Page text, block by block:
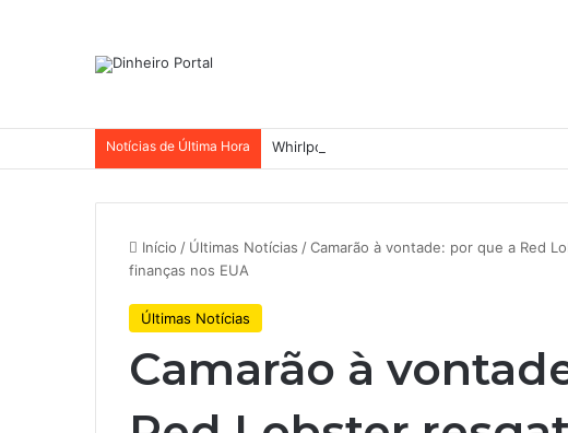
Notícias de Última Hora Whirlpool abandonou suas ambições
Início / Últimas Notícias /Camarão à vontade: por que a Red
finanças nos EUA
Últimas Notícias
Camarão à